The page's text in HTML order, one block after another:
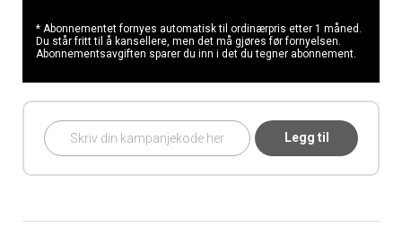
* Abonnementet fornyes automatisk til ordinærpris etter 1 måned.
Du står fritt til å kansellere, men det må gjøres før fornyelsen.
Abonnementsavgiften sparer du inn i det du tegner abonnement.
Legg til